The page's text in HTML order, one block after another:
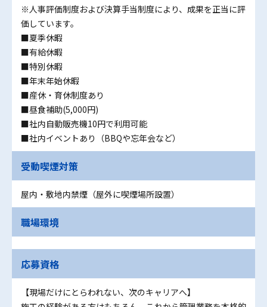
※人事評価制度および決算手当制度により、成果を正当に評
価しています。
■夏季休暇
■有給休暇
■特別休暇
■年末年始休暇
■産休・育休制度あり
■昼食補助(5,000円)
■社内自動販売機10円で利用可能
■社内イベントあり（BBQや忘年会など）
受動喫煙対策
屋内・敷地内禁煙（屋外に喫煙場所設置）
職場環境
応募資格
【現場だけにとらわれない、次のキャリアへ】